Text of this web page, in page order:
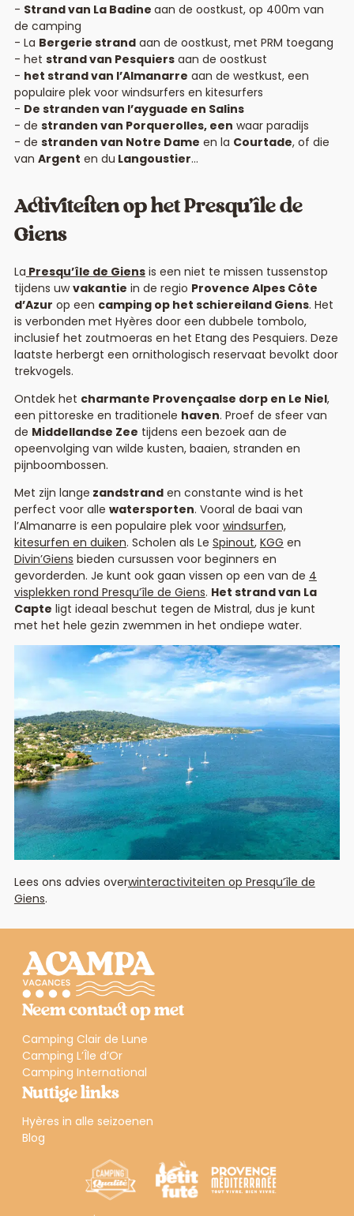
Strand van La Badine aan de oostkust, op 400m van
de camping
La Bergerie strandaan de oostkust, met PRM toegang
het strand van Pesquiersaan de oostkust
het strand van l’Almanarre aan de westkust, een
populaire plek voor windsurfers en kitesurfers
De stranden van l’ayguade en Salins
de stranden van Porquerolles, een waar paradijs
de stranden van Notre Dame en la Courtade, of die
van Argent en du Langoustier…
Activiteiten op het Presqu’île de
Giens
La Presqu’île de Giensis een niet te missen tussenstop
tijdens uwvakantie in de regio Provence Alpes Côte
d’Azur op een camping op het schiereiland Giens. Het
is verbonden met Hyères door een dubbele tombolo,
inclusief het zoutmoeras en het Etang des Pesquiers. Deze
laatste herbergt een ornithologisch reservaat bevolkt door
trekvogels.
Ontdek het charmante Provençaalse dorp en Le Niel,
een pittoreske en traditionele haven. Proef de sfeer van
de Middellandse Zee tijdens een bezoek aan de
opeenvolging van wilde kusten, baaien, stranden en
pijnboombossen.
Met zijn lange zandstranden constante wind is het
perfect voor alle watersporten. Vooral de baai van
l’Almanarre is een populaire plek voor windsurfen,
kitesurfen en duiken. Scholen als Le Spinout, KGG en
Divin’Giens bieden cursussen voor beginners en
gevorderden. Je kunt ook gaan vissen op een van de 4
visplekken rond Presqu’île de Giens. Het strand van La
Capte ligt ideaal beschut tegen de Mistral, dus je kunt
met het hele gezin zwemmen in het ondiepe water.
Lees ons advies overwinteractiviteiten op Presqu’île de
Giens.
Neem contact op met
Camping Clair de Lune
Camping L’Île d’Or
Camping International
Nuttige links
Hyères in alle seizoenen
Blog